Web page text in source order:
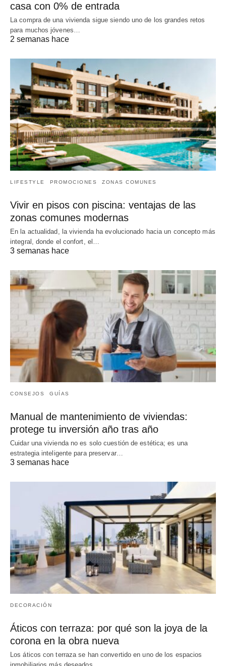
casa con 0% de entrada
La compra de una vivienda sigue siendo uno de los grandes retos
para muchos jóvenes…
2 semanas hace
LIFESTYLE PROMOCIONES ZONAS COMUNES
Vivir en pisos con piscina: ventajas de las
zonas comunes modernas
En la actualidad, la vivienda ha evolucionado hacia un concepto más
integral, donde el confort, el…
3 semanas hace
CONSEJOS GUÍAS
Manual de mantenimiento de viviendas:
protege tu inversión año tras año
Cuidar una vivienda no es solo cuestión de estética; es una
estrategia inteligente para preservar…
3 semanas hace
DECORACIÓN
Áticos con terraza: por qué son la joya de la
corona en la obra nueva
Los áticos con terraza se han convertido en uno de los espacios